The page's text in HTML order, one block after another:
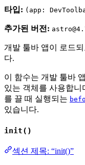
타입: (app:
추가된 버전:
개발 툴바 앱이 로드
다.
이 함수는 개발 툴바
있는 객체를 사용합니
를 끌 때 실행되는
있습니다.
init()
섹션 제목: “init()”